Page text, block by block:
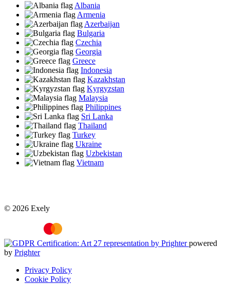
Albania
Armenia
Azerbaijan
Bulgaria
Czechia
Georgia
Greece
Indonesia
Kazakhstan
Kyrgyzstan
Malaysia
Philippines
Sri Lanka
Thailand
Turkey
Ukraine
Uzbekistan
Vietnam
© 2026 Exely
powered
by Prighter
Privacy Policy
Cookie Policy